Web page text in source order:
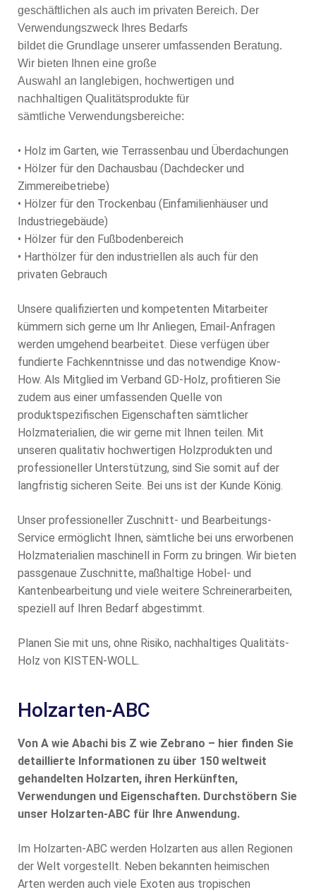
geschäftlichen als auch im privaten Bereich. Der
Verwendungszweck Ihres Bedarfs
bildet die Grundlage unserer umfassenden Beratung.
Wir bieten Ihnen eine große
Auswahl an langlebigen, hochwertigen und
nachhaltigen Qualitätsprodukte für
sämtliche Verwendungsbereiche:
• Holz im Garten, wie Terrassenbau und Überdachungen
• Hölzer für den Dachausbau (Dachdecker und
Zimmereibetriebe)
• Hölzer für den Trockenbau (Einfamilienhäuser und
Industriegebäude)
• Hölzer für den Fußbodenbereich
• Harthölzer für den industriellen als auch für den
privaten Gebrauch
Unsere qualifizierten und kompetenten Mitarbeiter
kümmern sich gerne um Ihr Anliegen, Email-Anfragen
werden umgehend bearbeitet. Diese verfügen über
fundierte Fachkenntnisse und das notwendige Know-
How. Als Mitglied im Verband GD-Holz, profitieren Sie
zudem aus einer umfassenden Quelle von
produktspezifischen Eigenschaften sämtlicher
Holzmaterialien, die wir gerne mit Ihnen teilen. Mit
unseren qualitativ hochwertigen Holzprodukten und
professioneller Unterstützung, sind Sie somit auf der
langfristig sicheren Seite. Bei uns ist der Kunde König.
Unser professioneller Zuschnitt- und Bearbeitungs-
Service ermöglicht Ihnen, sämtliche bei uns erworbenen
Holzmaterialien maschinell in Form zu bringen. Wir bieten
passgenaue Zuschnitte, maßhaltige Hobel- und
Kantenbearbeitung und viele weitere Schreinerarbeiten,
speziell auf Ihren Bedarf abgestimmt.
Planen Sie mit uns, ohne Risiko, nachhaltiges Qualitäts-
Holz von KISTEN-WOLL.
Holzarten-ABC
Von A wie Abachi bis Z wie Zebrano – hier finden Sie
detaillierte Informationen zu über 150 weltweit
gehandelten Holzarten, ihren Herkünften,
Verwendungen und Eigenschaften. Durchstöbern Sie
unser Holzarten-ABC für Ihre Anwendung.
Im Holzarten-ABC werden Holzarten aus allen Regionen
der Welt vorgestellt. Neben bekannten heimischen
Arten werden auch viele Exoten aus tropischen